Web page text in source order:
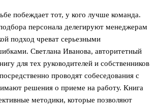
побеждает тот, у кого лучше команда.
персонала делегируют менеджерам
подход чреват серьезными
Светлана Иванова, авторитетный
для тех руководителей и собственников
проводят собеседования с
решения о приеме на работу. Книга
методики, которые позволяют